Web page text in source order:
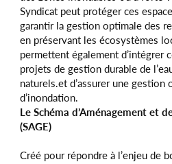
Syndicat peut protéger ces
garantir la gestion optimale des
en préservant les écosystèmes
permettent également d’intégrer
projets de gestion durable de
naturels.et d’assurer une gestion
d’inondation.
Le Schéma d’Aménagement et
(SAGE)
Créé pour répondre à l’enjeu de